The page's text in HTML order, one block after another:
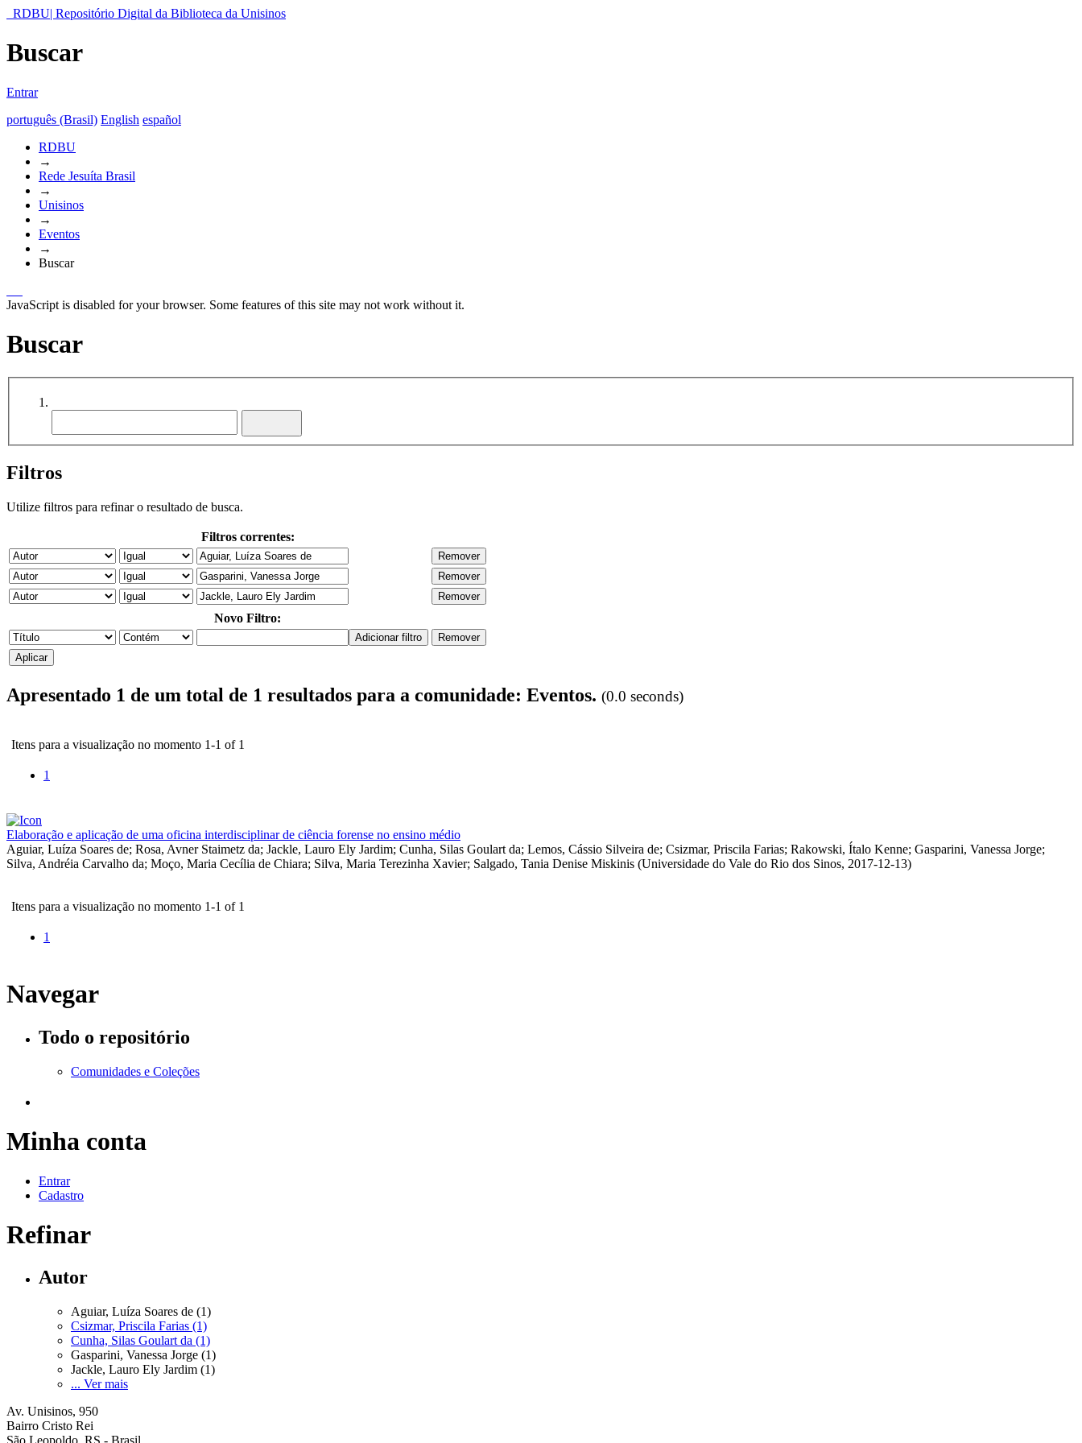
RDBU| Repositório Digital da Biblioteca da Unisinos
Buscar
Entrar
português (Brasil) English español
RDBU
→
Rede Jesuíta Brasil
→
Unisinos
→
Eventos
→
Buscar
JavaScript is disabled for your browser. Some features of this site may not work without it.
Buscar
Filtros
Utilize filtros para refinar o resultado de busca.
Filtros correntes:
Novo Filtro:
Apresentado 1 de um total de 1 resultados para a comunidade: Eventos. (0.0 seconds)
Itens para a visualização no momento 1-1 of 1
1
Elaboração e aplicação de uma oficina interdisciplinar de ciência forense no ensino médio
Aguiar, Luíza Soares de; Rosa, Avner Staimetz da; Jackle, Lauro Ely Jardim; Cunha, Silas Goulart da; Lemos, Cássio Silveira de; Csizmar, Priscila Farias; Rakowski, Ítalo Kenne; Gasparini, Vanessa Jorge;
Silva, Andréia Carvalho da; Moço, Maria Cecília de Chiara; Silva, Maria Terezinha Xavier; Salgado, Tania Denise Miskinis (Universidade do Vale do Rio dos Sinos, 2017-12-13)
Itens para a visualização no momento 1-1 of 1
1
Navegar
Todo o repositório
Comunidades e Coleções
Minha conta
Entrar
Cadastro
Refinar
Autor
Aguiar, Luíza Soares de (1)
Csizmar, Priscila Farias (1)
Cunha, Silas Goulart da (1)
Gasparini, Vanessa Jorge (1)
Jackle, Lauro Ely Jardim (1)
... Ver mais
Av. Unisinos, 950
Bairro Cristo Rei